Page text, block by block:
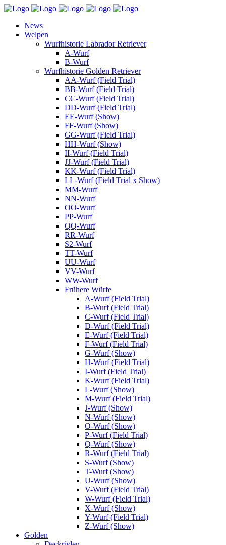
News
Welpen
Wurfhistorie Labrador Retriever
A-Wurf
B-Wurf
Wurfhistorie Golden Retriever
AA-Wurf (Field Trial)
BB-Wurf (Field Trial)
CC-Wurf (Field Trial)
DD-Wurf (Field Trial)
EE-Wurf (Show)
FF-Wurf (Show)
GG-Wurf (Field Trial)
HH-Wurf (Show)
II-Wurf (Field Trial)
JJ-Wurf (Field Trial)
KK-Wurf (Field Trial)
LL-Wurf (Field Trial x Show)
MM-Wurf
NN-Wurf
OO-Wurf
PP-Wurf
QQ-Wurf
RR-Wurf
S2-Wurf
TT-Wurf
UU-Wurf
VV-Wurf
WW-Wurf
Frühere Würfe
A-Wurf (Field Trial)
B-Wurf (Field Trial)
C-Wurf (Field Trial)
D-Wurf (Field Trial)
E-Wurf (Field Trial)
F-Wurf (Field Trial)
G-Wurf (Show)
H-Wurf (Field Trial)
I-Wurf (Field Trial)
K-Wurf (Field Trial)
L-Wurf (Show)
M-Wurf (Field Trial)
J-Wurf (Show)
N-Wurf (Show)
O-Wurf (Show)
P-Wurf (Field Trial)
Q-Wurf (Show)
R-Wurf (Field Trial)
S-Wurf (Show)
T-Wurf (Show)
U-Wurf (Show)
V-Wurf (Field Trial)
W-Wurf (Field Trial)
X-Wurf (Show)
Y-Wurf (Field Trial)
Z-Wurf (Show)
Golden